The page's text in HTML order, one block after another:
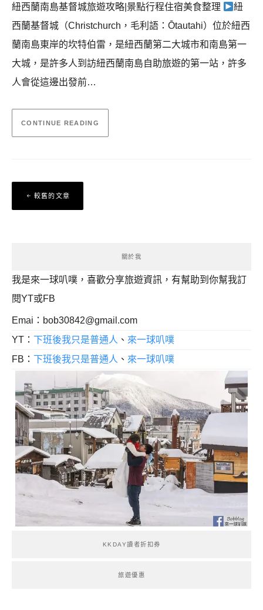
紐西蘭南島基督城旅遊攻略|景點行程住宿美食整理
紐
西蘭基督城（Christchurch，毛利語：Ōtautahi）位於紐西
蘭南島東岸的坎特伯雷，是紐西蘭第二大城市和南島第一
大城，是許多人到訪紐西蘭南島自助旅遊的第一站，許多
人會從這邊出發前…
CONTINUE READING
文
章
較舊的文章
關於我
我是來一球叭噗，喜歡分享旅遊資訊，有幫助到你幫我訂
閱YT或FB
Emai： bob30842@gmail.com
YT： 下班後我只是普通人 、 來一球叭噗
FB： 下班後我只是普通人 、 來一球叭噗
KKDAY讀者折扣券
旅遊優惠